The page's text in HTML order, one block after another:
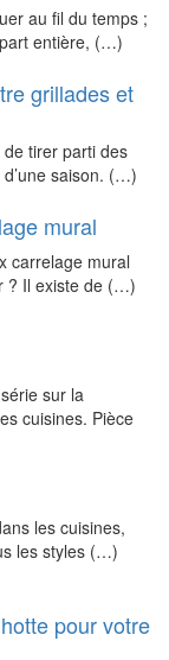
au fil du temps ;
entière, (…)
grillades et
de tirer parti des
saison. (…)
mural
carrelage mural
? Il existe de (…)
sur la
cuisines. Pièce
les cuisines,
les styles (…)
pour votre